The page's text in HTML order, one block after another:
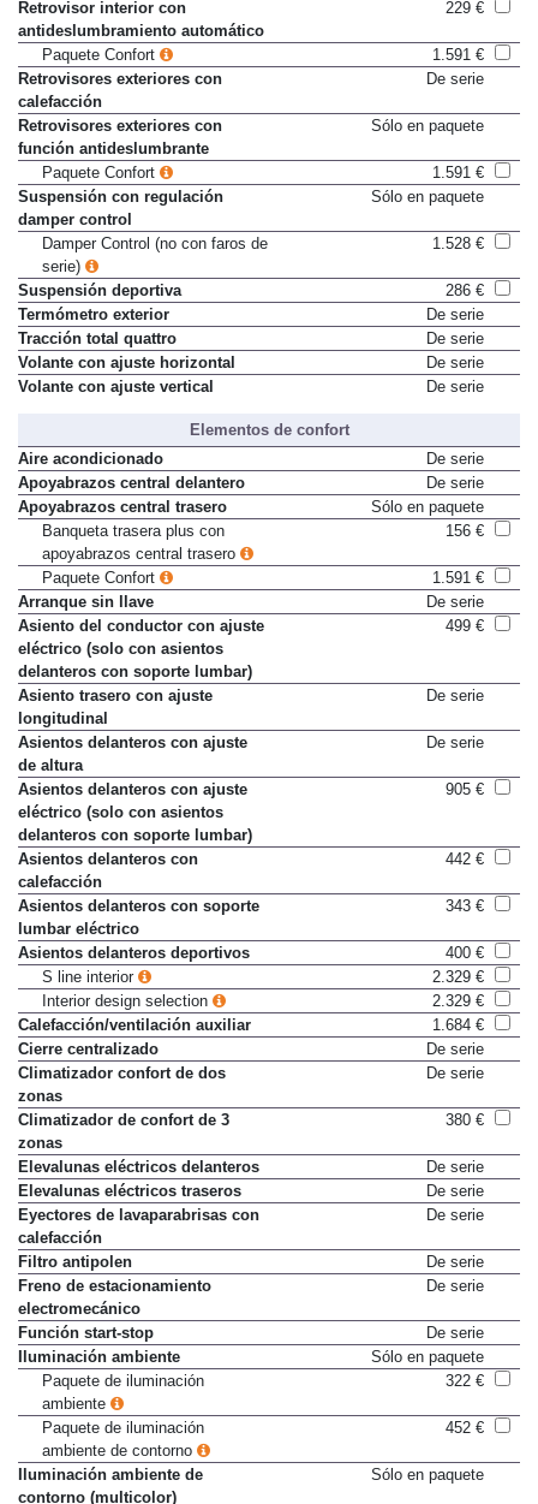
Retrovisor interior con
antideslumbramiento automático
Paquete Confort
1.591 €
Retrovisores exteriores con
calefacción
Retrovisores exteriores con
función antideslumbrante
Paquete Confort
1.591 €
Suspensión con regulación
damper control
Damper Control (no con faros de
serie)
Suspensión deportiva
286 €
Termómetro exterior
De serie
Tracción total quattro
De serie
Volante con ajuste horizontal
De serie
Elementos de confort
Aire acondicionado
De serie
Apoyabrazos central delantero
De serie
Apoyabrazos central trasero
Sólo en paquete
Banqueta trasera plus con
apoyabrazos central trasero
Paquete Confort
1.591 €
Arranque sin llave
De serie
Asiento del conductor con ajuste
eléctrico (solo con asientos
delanteros con soporte lumbar)
Asiento trasero con ajuste
longitudinal
Asientos delanteros con ajuste
de altura
Asientos delanteros con ajuste
eléctrico (solo con asientos
delanteros con soporte lumbar)
Asientos delanteros con
calefacción
Asientos delanteros con soporte
lumbar eléctrico
Asientos delanteros deportivos
400 €
S line interior
2.329 €
Interior design selection
2.329 €
Calefacción/ventilación auxiliar
1.684 €
Cierre centralizado
De serie
Climatizador confort de dos
zonas
Climatizador de confort de 3
zonas
Elevalunas eléctricos delanteros
De serie
Elevalunas eléctricos traseros
De serie
Eyectores de lavaparabrisas con
calefacción
Filtro antipolen
De serie
Freno de estacionamiento
electromecánico
Función start-stop
De serie
Iluminación ambiente
Sólo en paquete
Paquete de iluminación
ambiente
Paquete de iluminación
ambiente de contorno
Iluminación ambiente de